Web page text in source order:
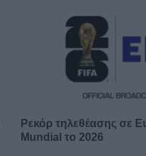
Ρεκόρ τηλεθέασης σε
Mundial το 2026